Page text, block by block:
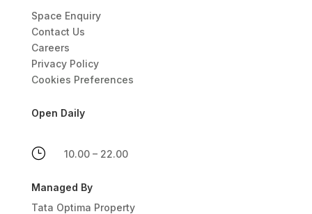
Space Enquiry
Contact Us
Careers
Privacy Policy
Cookies Preferences
Open Daily
} 10.00 – 22.00
Managed By
Tata Optima Property